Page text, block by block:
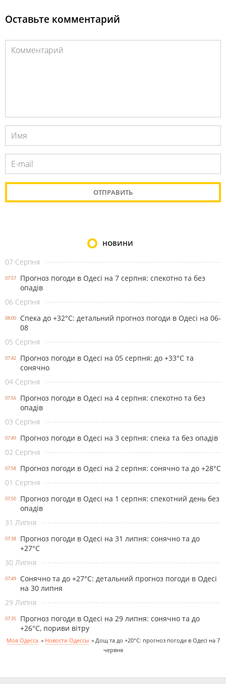
Оставьте комментарий
НОВИНИ
07 Серпня
07:57
Прогноз погоди в Одесі на 7 серпня: спекотно та без
опадів
06 Серпня
08:00
Спека до +32°С: детальний прогноз погоди в Одесі на 06-
08
05 Серпня
07:42
Прогноз погоди в Одесі на 05 серпня: до +33°С та
сонячно
04 Серпня
07:56
Прогноз погоди в Одесі на 4 серпня: спекотно та без
опадів
03 Серпня
07:49
Прогноз погоди в Одесі на 3 серпня: спека та без опадів
02 Серпня
07:58
Прогноз погоди в Одесі на 2 серпня: сонячно та до +28°С
01 Серпня
07:50
Прогноз погоди в Одесі на 1 серпня: спекотний день без
опадів
31 Липня
07:38
Прогноз погоди в Одесі на 31 липня: сонячно та до
+27°С
30 Липня
07:49
Сонячно та до +27°С: детальний прогноз погоди в Одесі
на 30 липня
29 Липня
07:35
Прогноз погоди в Одесі на 29 липня: сонячно та до
+26°С, пориви вітру
Моя Одесса » Новости Одессы » Дощ та до +20°С: прогноз погоди в Одесі на 7
червня